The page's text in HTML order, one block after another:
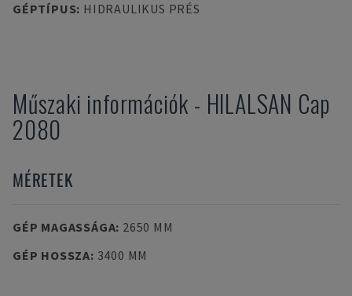
GÉPTÍPUS: HIDRAULIKUS PRÉS
Műszaki információk - HILALSAN Cap
2080
MÉRETEK
GÉP MAGASSÁGA: 2650 MM
GÉP HOSSZA: 3400 MM